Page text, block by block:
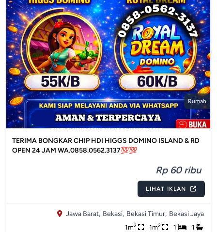
Rumah
TERIMA BONGKAR CHIP HDI HIGGS DOMINO ISLAND & RD
OPEN 24 JAM WA.0858.0562.3137💯💯
Rp 60 ribu
LIHAT IKLAN
Jawa Barat, Bekasi, Bekasi Timur, Bekasi Jaya
1m2 1m2 1 1